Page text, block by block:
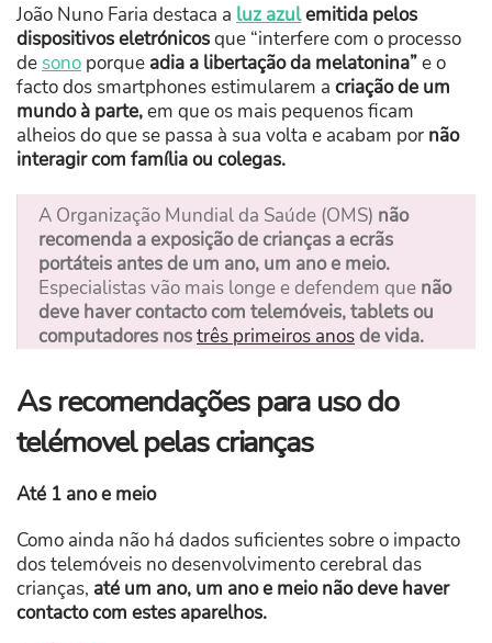
João Nuno Faria destaca a luz azulemitida pelos
dispositivos eletrónicosque “interfere com o processo
de sono porque adia a libertação da melatonina”e o
facto dos smartphones estimularem a criação de um
mundo à parte,em que os mais pequenos ficam
alheios do que se passa à sua volta e acabam por não
interagir com família ou colegas.
A Organização Mundial da Saúde (OMS) não
recomenda a exposição de crianças a ecrãs
portáteis antes de um ano, um ano e meio.
Especialistas vão mais longe e defendem que não
deve haver contacto com telemóveis, tablets ou
computadores nostrês primeiros anosde vida.
As recomendações para uso do
telémovel pelas crianças
Até 1 ano e meio
Como ainda não há dados suficientes sobre o impacto
dos telemóveis no desenvolvimento cerebral das
crianças, até um ano, um ano e meio não deve haver
contacto com estes aparelhos.